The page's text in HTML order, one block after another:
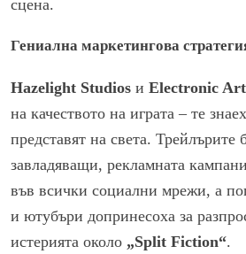
сцена.
Гениална маркетингова
Hazelight Studios и Electronic
на качеството на играта – те
представят на света.
завладяващи, рекламната
във всички социални мрежи, а
и ютубъри допринесоха за
истерията около „Split Fiction“.